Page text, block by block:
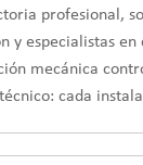
profesional,
y especialistas
mecánica
cada